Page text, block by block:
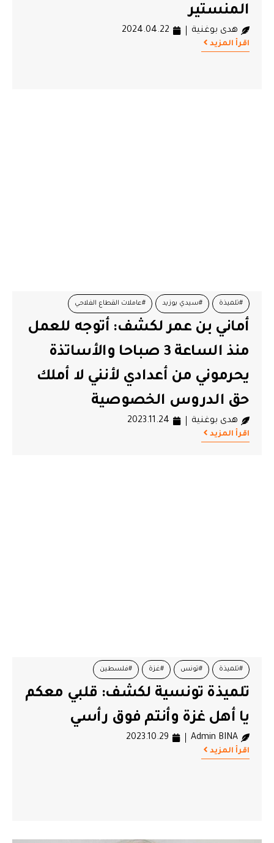
المنستير
هدى بوغنية 2024.04.22
اقرأ المزيد
#تلميذة #سيدي بوزيد #عاملات القطاع الفلاحي
أماني بن عمر لكشف: أتوجه للعمل
منذ الساعة 3 صباحا والأساتذة
يحرموني من أعدادي لأنني لا أملك
حق الدروس الخصوصية
هدى بوغنية 2023.11.24
اقرأ المزيد
#تلميذة #تونس #غزة #فلسطين
تلميذة تونسية لكشف: قلبي معكم
يا أهل غزة وأنتم فوق رأسي
Admin BINA
2023.10.29
اقرأ المزيد